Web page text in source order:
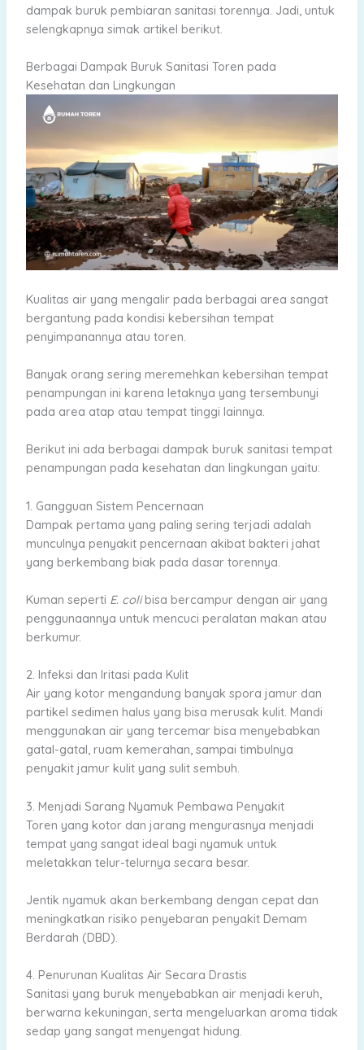
dampak buruk pembiaran sanitasi torennya. Jadi, untuk
selengkapnya simak artikel berikut.
Berbagai Dampak Buruk Sanitasi Toren pada
Kesehatan dan Lingkungan
Kualitas air yang mengalir pada berbagai area sangat
bergantung pada kondisi kebersihan tempat
penyimpanannya atau toren.
Banyak orang sering meremehkan kebersihan tempat
penampungan ini karena letaknya yang tersembunyi
pada area atap atau tempat tinggi lainnya.
Berikut ini ada berbagai dampak buruk sanitasi tempat
penampungan pada kesehatan dan lingkungan yaitu:
1. Gangguan Sistem Pencernaan
Dampak pertama yang paling sering terjadi adalah
munculnya penyakit pencernaan akibat bakteri jahat
yang berkembang biak pada dasar torennya.
Kuman seperti E. colibisa bercampur dengan air yang
penggunaannya untuk mencuci peralatan makan atau
berkumur.
2. Infeksi dan Iritasi pada Kulit
Air yang kotor mengandung banyak spora jamur dan
partikel sedimen halus yang bisa merusak kulit. Mandi
menggunakan air yang tercemar bisa menyebabkan
gatal-gatal, ruam kemerahan, sampai timbulnya
penyakit jamur kulit yang sulit sembuh.
3. Menjadi Sarang Nyamuk Pembawa Penyakit
Toren yang kotor dan jarang mengurasnya menjadi
tempat yang sangat ideal bagi nyamuk untuk
meletakkan telur-telurnya secara besar.
Jentik nyamuk akan berkembang dengan cepat dan
meningkatkan risiko penyebaran penyakit Demam
Berdarah (DBD).
4. Penurunan Kualitas Air Secara Drastis
Sanitasi yang buruk menyebabkan air menjadi keruh,
berwarna kekuningan, serta mengeluarkan aroma tidak
sedap yang sangat menyengat hidung.